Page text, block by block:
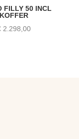
FILLY 50 INCL
KOFFER
2.298,00